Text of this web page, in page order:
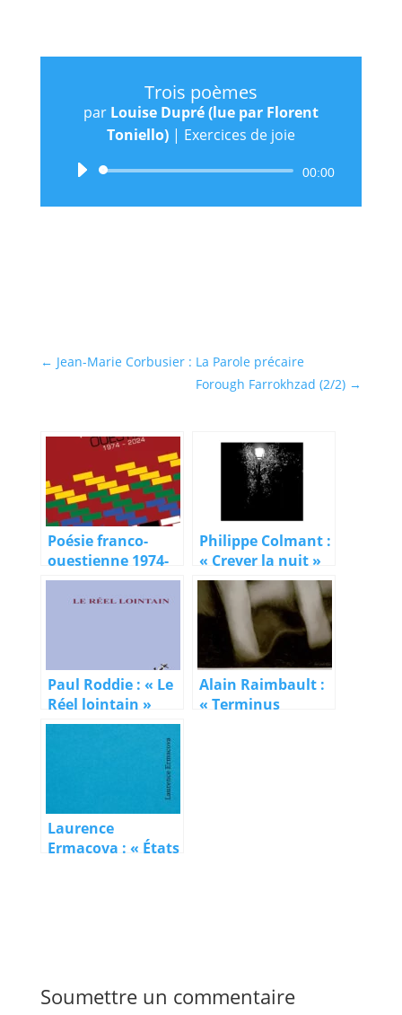
Trois poèmes
par Louise Dupré (lue par Florent
Toniello)| Exercices de joie
Lecteur
00:00
← Jean-Marie Corbusier : La Parole précaire
Forough Farrokhzad (2/2) →
Poésie franco-
ouestienne 1974-
2024, 3/5 : le
Manitoba
Philippe Colmant :
« Crever la nuit »
Paul Roddie : « Le
Réel lointain »
Alain Raimbault :
« Terminus
Laurence
Ermacova : « États
Soumettre un commentaire